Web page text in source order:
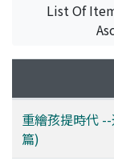
List Of
重繪孩提時代
篇)